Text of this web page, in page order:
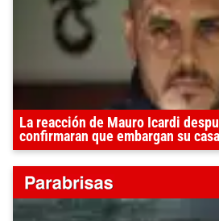
La reacción de Mauro Icardi
confirmaran que embargan su